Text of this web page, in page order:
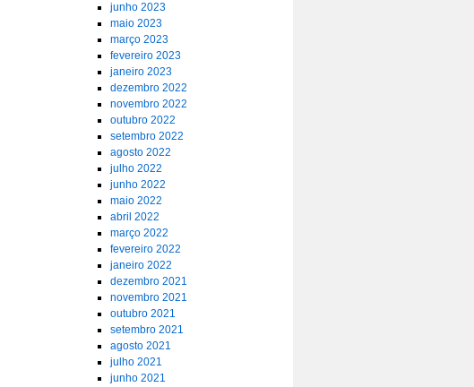
junho 2023
maio 2023
março 2023
fevereiro 2023
janeiro 2023
dezembro 2022
novembro 2022
outubro 2022
setembro 2022
agosto 2022
julho 2022
junho 2022
maio 2022
abril 2022
março 2022
fevereiro 2022
janeiro 2022
dezembro 2021
novembro 2021
outubro 2021
setembro 2021
agosto 2021
julho 2021
junho 2021